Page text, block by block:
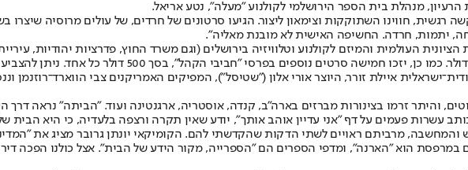
מנהלת בית הספר הירושלמי לקולנוע "מעלה", נטע אריאל.
רגשית, חווינו השתוקקות וצימאון ליצור. הגיעו סרטונים של חרדים, של עולים מרוסיה
יתמות, חרדה. החשיפה האישית לא מובנת מאליה".
העולמית והמיזם לקולנוע וטלוויזיה בירושלים (וגם משרד החוץ, פדרציות יהודיות,
איילת זורר, היוצר אורי אלון ("שטיסל"), המפיקים האמריקנים צבי הווארד־רוזנמן
והיתר זרמו בצינורות מברזים בארה"ב, קנדה, אוסטריה, ארגנטינה ועוד. "הביתה" נראה
עשרות פעמים על דף "אני עדיין אוהב אותך", יודע שאין תקרה ורצפה בלעדיה, כי היא הבית
והמחשבה, מרביתם ראויים לשתי הדקות שהקדשתי להם. הקומיקאי יונתן גרובר מציג את
במרפסת הוא "הארנה", ומדפי הספרים הם "הספרייה, מקור הידע של הבית". אצל כולנו הפכה